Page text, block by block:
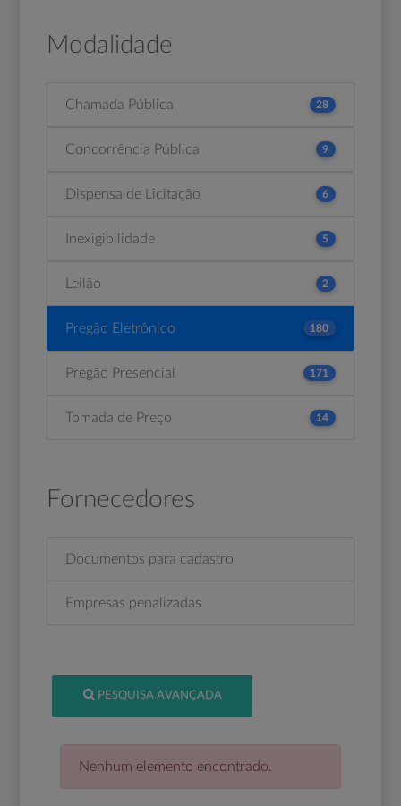
Modalidade
Chamada Pública 28
Concorrência Pública 9
Dispensa de Licitação 6
Inexigibilidade 5
Leilão 2
Pregão Eletrônico 180
Pregão Presencial 171
Tomada de Preço 14
Fornecedores
Documentos para cadastro
Empresas penalizadas
PESQUISA AVANÇADA
Nenhum elemento encontrado.